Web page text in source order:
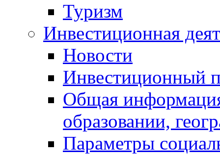
Туризм
Инвестиционная
Новости
Инвестиционный
Общая
образовании,
Параметры